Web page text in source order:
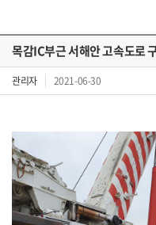
목감IC부근 서해안 고속도로
관리자 2021-06-30